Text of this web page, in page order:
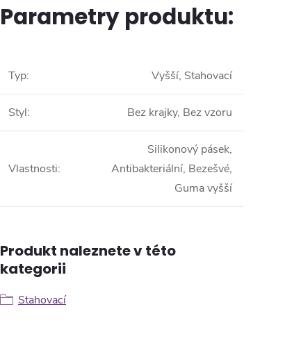
Parametry produktu:
Typ: Vyšší, Stahovací
Styl: Bez krajky, Bez vzoru
Vlastnosti:
Silikonový pásek,
Antibakteriální, Bezešvé,
Guma vyšší
Produkt naleznete v této
kategorii
Stahovací